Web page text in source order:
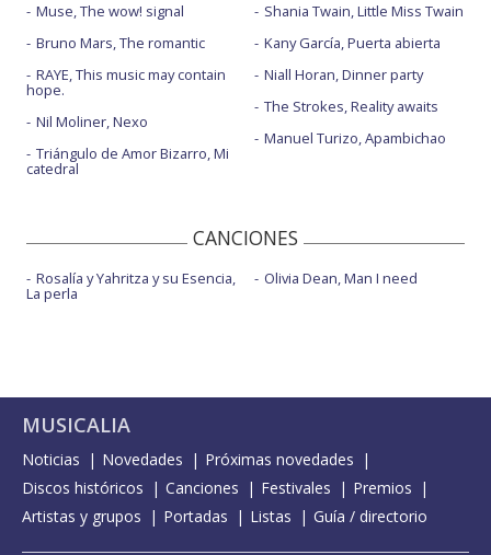
Muse, The wow! signal
Bruno Mars, The romantic
RAYE, This music may contain
hope.
Nil Moliner, Nexo
Triángulo de Amor Bizarro, Mi
catedral
Shania Twain, Little Miss Twain
Kany García, Puerta abierta
Niall Horan, Dinner party
The Strokes, Reality awaits
Manuel Turizo, Apambichao
CANCIONES
Rosalía y Yahritza y su Esencia,
La perla
Olivia Dean, Man I need
MUSICALIA
Noticias Novedades
Próximas novedades
Discos históricos
Canciones Festivales
Premios
Artistas y grupos
Portadas Listas Guía / directorio